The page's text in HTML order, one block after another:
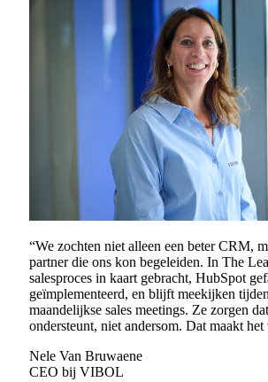
“We zochten niet alleen een beter CRM,
partner die ons kon begeleiden. In The
salesproces in kaart gebracht, HubSpot
geïmplementeerd, en blijft meekijken
maandelijkse sales meetings. Ze zorgen
ondersteunt, niet andersom. Dat maakt het
Nele Van Bruwaene
CEO bij VIBOL